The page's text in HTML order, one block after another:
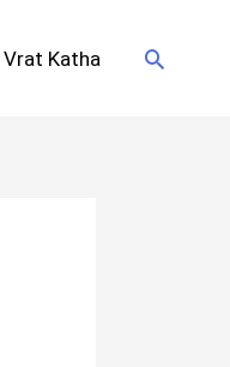
Vrat Katha Search